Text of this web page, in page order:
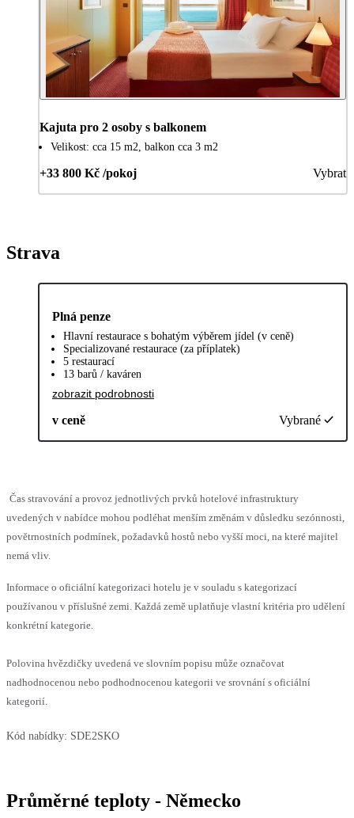
Kajuta pro 2 osoby s balkonem
Velikost: cca 15 m2, balkon cca 3 m2
+33 800 Kč /pokoj Vybrat
Strava
Plná penze
Hlavní restaurace s bohatým výběrem jídel (v ceně)
Specializované restaurace (za příplatek)
5 restaurací
13 barů / kaváren
zobrazit podrobnosti
v ceně Vybrané
Čas stravování a provoz jednotlivých prvků hotelové infrastruktury
uvedených v nabídce mohou podléhat menším změnám v důsledku sezónnosti,
povětrnostních podmínek, požadavků hostů nebo vyšší moci, na které majitel
nemá vliv.
Informace o oficiální kategorizaci hotelu je v souladu s kategorizací
používanou v příslušné zemi. Každá země uplatňuje vlastní kritéria pro udělení
konkrétní kategorie.
Polovina hvězdičky uvedená ve slovním popisu může označovat
nadhodnocenou nebo podhodnocenou kategorii ve srovnání s oficiální
kategorií.
Kód nabídky: SDE2SKO
Průměrné teploty - Německo